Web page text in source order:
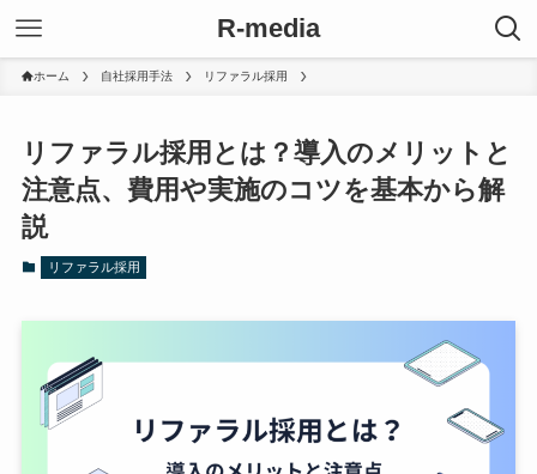
R-media
ホーム 自社採用手法 リファラル採用
リファラル採用とは？導入のメリットと
注意点、費用や実施のコツを基本から解
説
リファラル採用